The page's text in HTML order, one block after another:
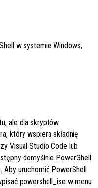
w systemie Windows,
ale dla skryptów
który wspiera składnię
Visual Studio Code lub
domyślnie PowerShell
uruchomić PowerShell
powershell_ise w menu